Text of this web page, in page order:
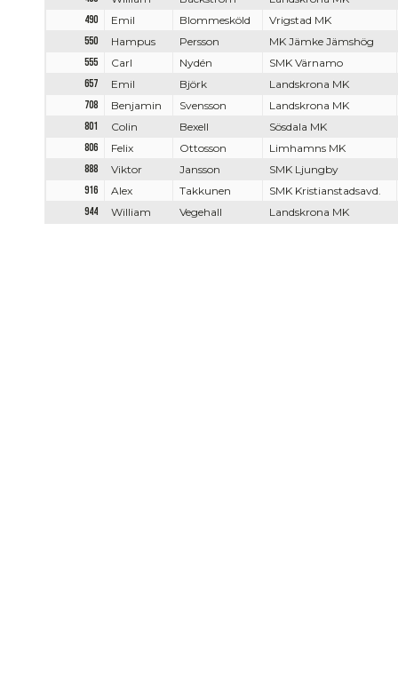
490
Emil Blommesköld
Vrigstad MK
550
Hampus Persson
MK Jämke Jämshög
555
Carl Nydén
SMK Värnamo
657
Emil Björk
Landskrona MK
708
Benjamin Svensson
Landskrona MK
801
Colin Bexell
Sösdala MK
806
Felix Ottosson
Limhamns MK
888
Viktor Jansson
SMK Ljungby
916
Alex Takkunen
SMK Kristianstadsavd.
944
William Vegehall Landskrona MK